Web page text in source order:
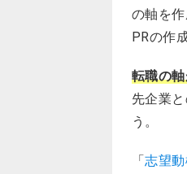
の軸を
PRの作
転職の
先企業
う。
「志望